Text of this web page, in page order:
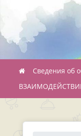
Сведения об